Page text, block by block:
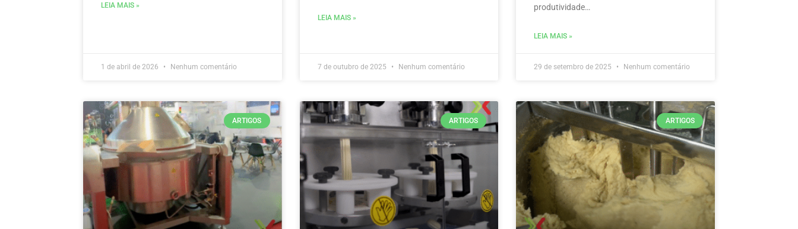
LEIA MAIS »
1 de abril de 2026 Nenhum comentário
LEIA MAIS »
7 de outubro de 2025 Nenhum comentário
produtividade…
LEIA MAIS »
29 de setembro de 2025 Nenhum comentário
ARTIGOS ARTIGOS ARTIGOS